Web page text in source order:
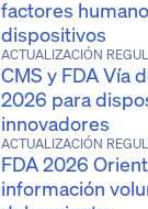
factores
dispositivos
ACTUALIZACIÓN
CMS y FDA Vía
2026 para
innovadores
ACTUALIZACIÓN
FDA 2026
información